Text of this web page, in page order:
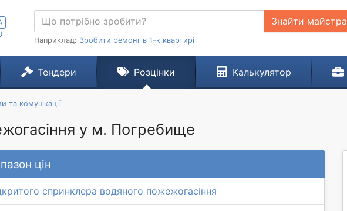
Знайти майстра
Наприклад: Зробити ремонт в 1-к квартирі
Тендери Розцінки Калькулятор
та комунікації
у м. Погребище
цін
спринклера водяного пожежогасіння